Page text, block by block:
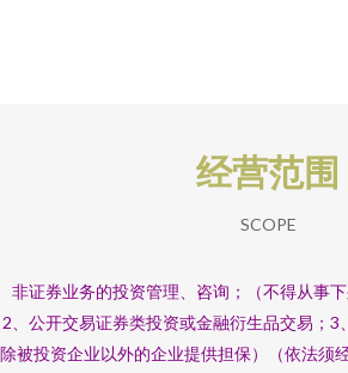
经营范围
SCOPE
非证券业务的投资管理、咨询；（不得从事
2、公开交易证券类投资或金融衍生品交易；3
除被投资企业以外的企业提供担保）（依法须